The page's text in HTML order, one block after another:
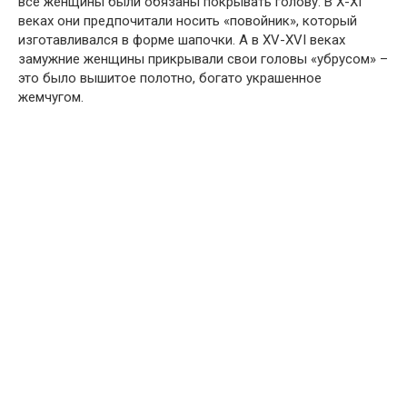
веках они предпочитали носить «повойник», который
изготавливался в форме шапочки. А в XV-XVI веках
замужние женщины прикрывали свои головы «убрусом» –
это было вышитое полотно, богато украшенное
жемчугом.